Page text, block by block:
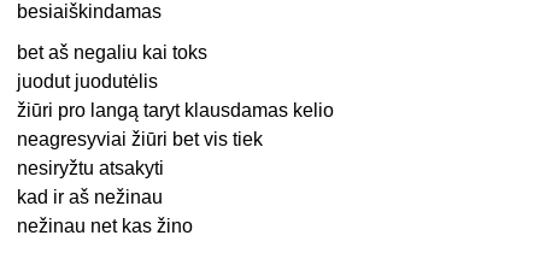
besiaiškindamas
bet aš negaliu kai toks
juodut juodutėlis
žiūri pro langą taryt klausdamas kelio
neagresyviai žiūri bet vis tiek
nesiryžtu atsakyti
kad ir aš nežinau
nežinau net kas žino